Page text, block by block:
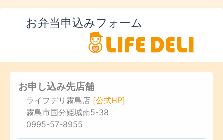
お弁当申込みフォーム
お申し込み先店舗
ライフデリ霧島店 [公式HP]
霧島市国分姫城南5-38
0995-57-8955